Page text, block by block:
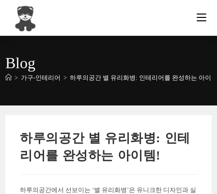
content
Blog
> 가구-인테리어 > 하루의공간 별 유리화병: 인테리어를 완성하는 아이
하루의공간 별 유리화병: 인테
리어를 완성하는 아이템!
하루의공간에서 선보이는 ‘별 유리화병’은 유니크한 디자인과 실